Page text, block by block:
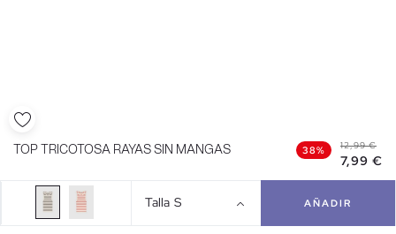
TOP TRICOTOSA RAYAS SIN MANGAS 38% 12,99 €
7,99 €
Talla S AÑADIR